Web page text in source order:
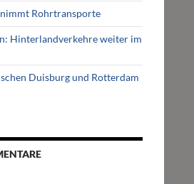
Rohrtransporte
Hinterlandverkehre weiter im
Duisburg und Rotterdam